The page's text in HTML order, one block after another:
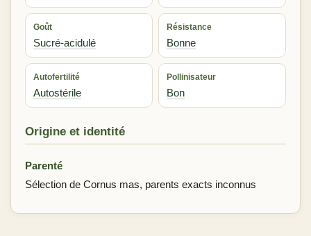
Goût
Sucré-acidulé
Résistance
Bonne
Autofertilité
Autostérile
Pollinisateur
Bon
Origine et identité
Parenté
Sélection de Cornus mas, parents exacts inconnus